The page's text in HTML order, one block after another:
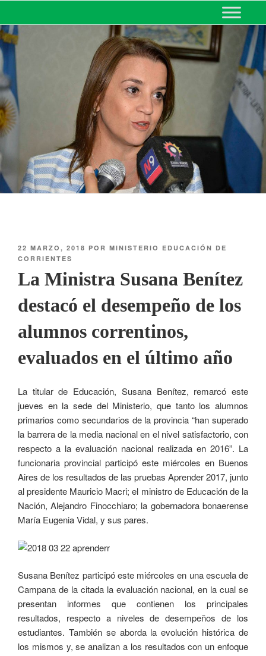
MINISTERIO DE EDUCACIÓN
DE CORRIENTES
22 MARZO, 2018 POR MINISTERIO EDUCACIÓN DE
CORRIENTES
La Ministra Susana Benítez
destacó el desempeño de los
alumnos correntinos,
evaluados en el último año
La titular de Educación, Susana Benítez, remarcó este
jueves en la sede del Ministerio, que tanto los alumnos
primarios como secundarios de la provincia “han superado
la barrera de la media nacional en el nivel satisfactorio, con
respecto a la evaluación nacional realizada en 2016”. La
funcionaria provincial participó este miércoles en Buenos
Aires de los resultados de las pruebas Aprender 2017, junto
al presidente Mauricio Macri; el ministro de Educación de la
Nación, Alejandro Finocchiaro; la gobernadora bonaerense
María Eugenia Vidal, y sus pares.
Susana Benítez participó este miércoles en una escuela de
Campana de la citada la evaluación nacional, en la cual se
presentan informes que contienen los principales
resultados, respecto a niveles de desempeños de los
estudiantes. También se aborda la evolución histórica de
los mismos y, se analizan a los resultados con un enfoque